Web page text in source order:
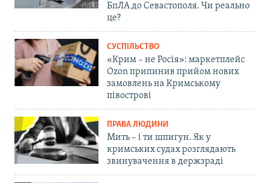
БпЛА до Севастополя. Чи реально
це?
СУСПІЛЬСТВО
«Крим – не Росія»: маркетплейс
Ozon припинив прийом нових
замовлень на Кримському
півострові
ПРАВА ЛЮДИНИ
Мить – і ти шпигун. Як у
кримських судах розглядають
звинувачення в держзраді